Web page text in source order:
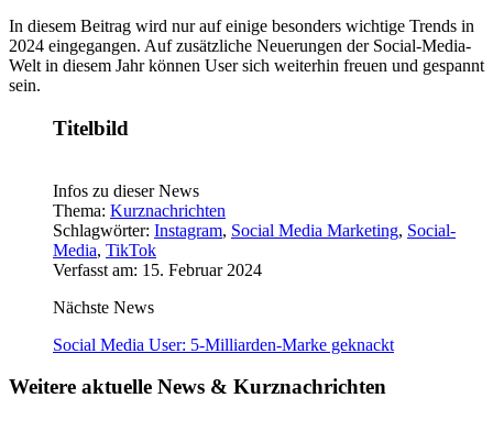
In diesem Beitrag wird nur auf einige besonders wichtige Trends in
2024 eingegangen. Auf zusätzliche Neuerungen der Social-Media-
Welt in diesem Jahr können User sich weiterhin freuen und gespannt
sein.
Titelbild
Infos zu dieser News
Thema: Kurznachrichten
Schlagwörter: Instagram, Social Media Marketing, Social-
Media, TikTok
Verfasst am: 15. Februar 2024
Nächste News
Social Media User: 5-Milliarden-Marke geknackt
Weitere aktuelle News & Kurznachrichten